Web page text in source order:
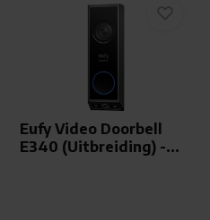
Eufy Video Doorbell
E340 (Uitbreiding) -...